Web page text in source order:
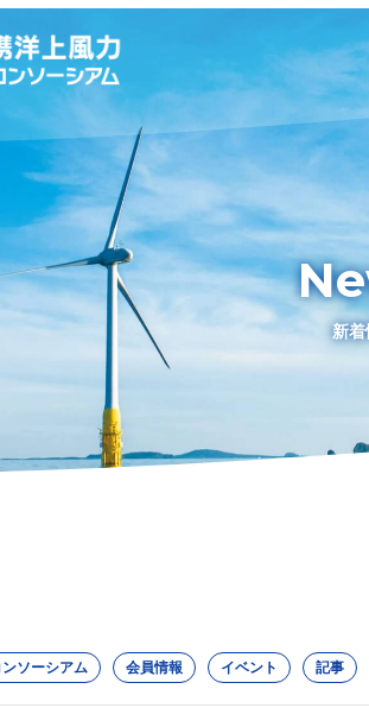
新着
ンソーシアム 会員情報 イベント 記事